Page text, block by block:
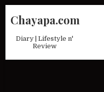
Chayapa.com
Diary | Lifestyle n'
Review